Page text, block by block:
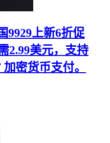
9929上新6折促
2.99美元，支持
密货币支付。